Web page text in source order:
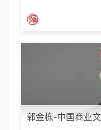
郭金栋-中国商业